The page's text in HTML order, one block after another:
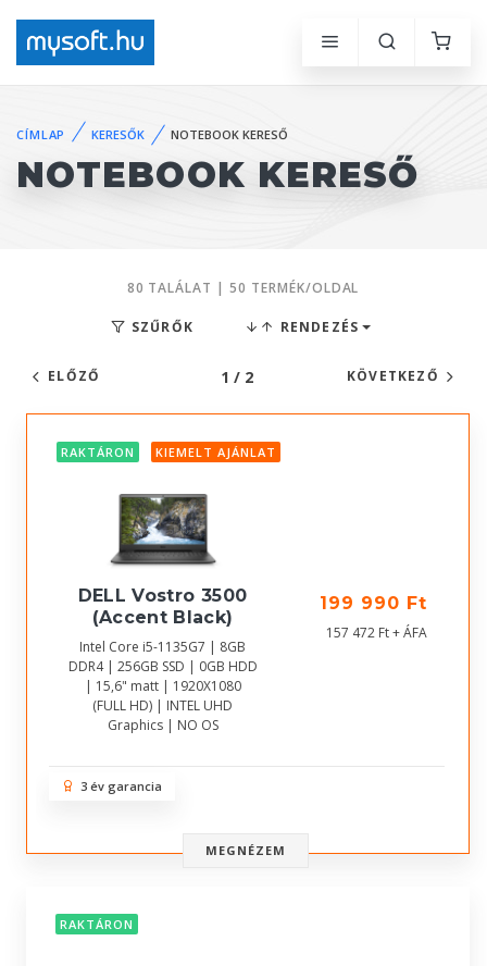
CÍMLAP KERESŐK NOTEBOOK KERESŐ
NOTEBOOK KERESŐ
80 TALÁLAT | 50 TERMÉK/OLDAL
SZŰRŐK RENDEZÉS
ELŐZŐ 1 / 2 KÖVETKEZŐ
RAKTÁRON KIEMELT AJÁNLAT
DELL Vostro 3500
(Accent Black)
Intel Core i5-1135G7 | 8GB
DDR4 | 256GB SSD | 0GB HDD
| 15,6" matt | 1920X1080
(FULL HD) | INTEL UHD
Graphics | NO OS
199 990 Ft
157 472 Ft + ÁFA
3 év garancia
MEGNÉZEM
RAKTÁRON